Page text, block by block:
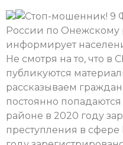
9
России по Онежскому
информирует
Не смотря на то, что в
публикуются
рассказываем
постоянно
районе в 2020 году
преступления в сфере